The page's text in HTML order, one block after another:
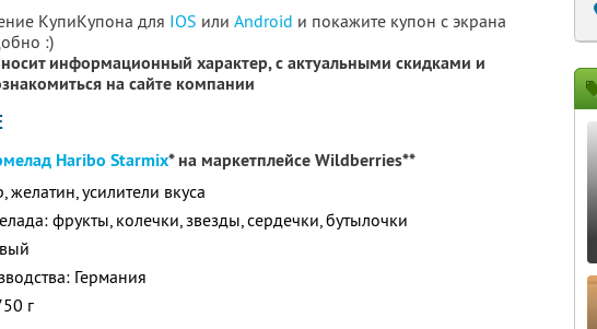
КупиКупона для IOS или Android и покажите купон с экрана
:)
информационный характер, с актуальными скидками и
на сайте компании
Haribo Starmix* на маркетплейсе Wildberries**
желатин, усилители вкуса
фрукты, колечки, звезды, сердечки, бутылочки
Германия
г